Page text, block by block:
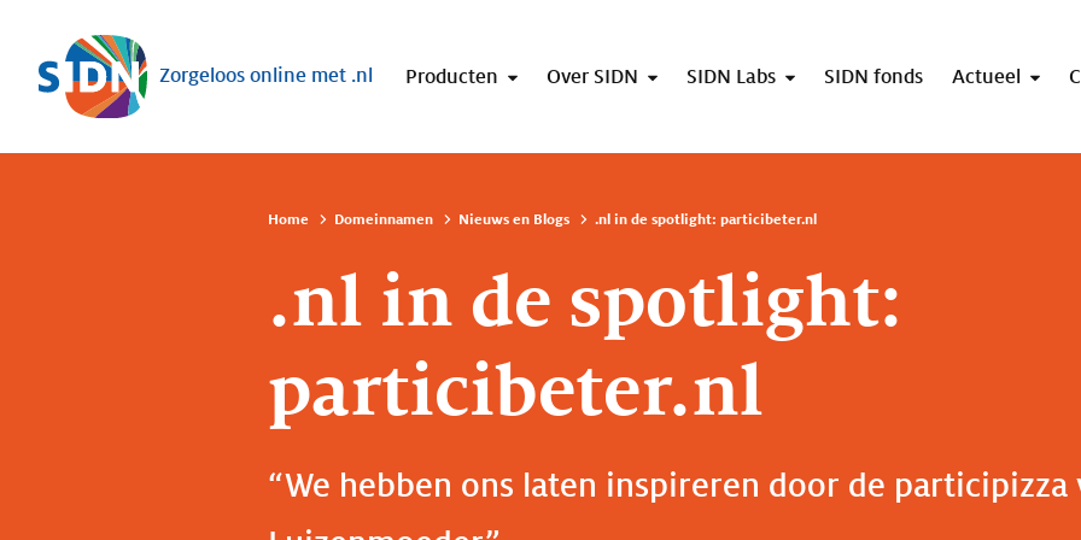
Sla navigatie over
Zorgeloos online met .nl Producten Over SIDN SIDN Labs SIDN fonds Actueel
Home Domeinnamen Nieuws en Blogs .nl in de spotlight: particibeter.nl
.nl in de spotlight:
particibeter.nl
“We hebben ons laten inspireren door de participizza